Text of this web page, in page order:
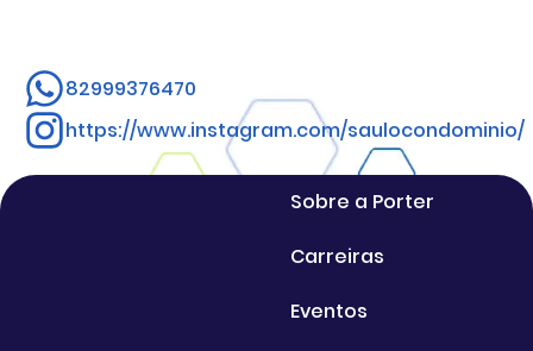
82999376470
https://www.instagram.com/saulocondominio/
Sobre a Porter
Carreiras
Eventos